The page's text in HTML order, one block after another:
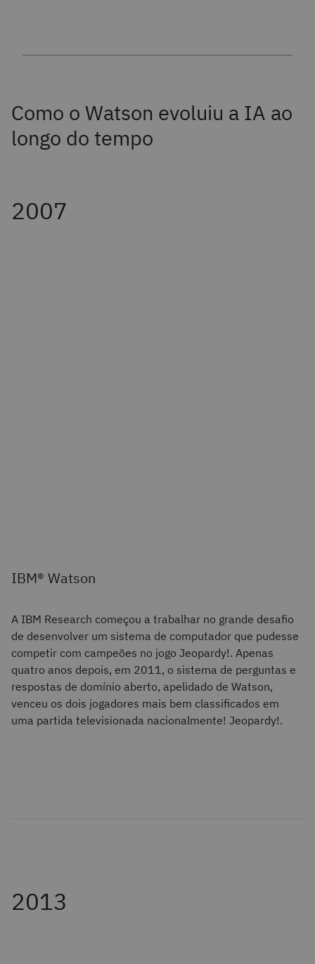
Como o Watson evoluiu a IA ao
longo do tempo
IBM® Watson
A IBM Research começou a trabalhar no grande desafio
de desenvolver um sistema de computador que pudesse
competir com campeões no jogo Jeopardy!. Apenas
quatro anos depois, em 2011, o sistema de perguntas e
respostas de domínio aberto, apelidado de Watson,
venceu os dois jogadores mais bem classificados em
uma partida televisionada nacionalmente! Jeopardy!.